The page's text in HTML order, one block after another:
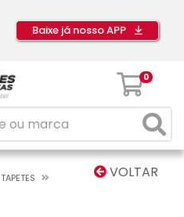
Baixe já nosso APP
0
VOLTAR
TAPETES